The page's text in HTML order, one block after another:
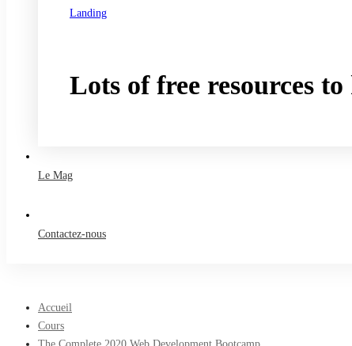
Landing
Lots of free resources
Le Mag
Contactez-nous
Accueil
Cours